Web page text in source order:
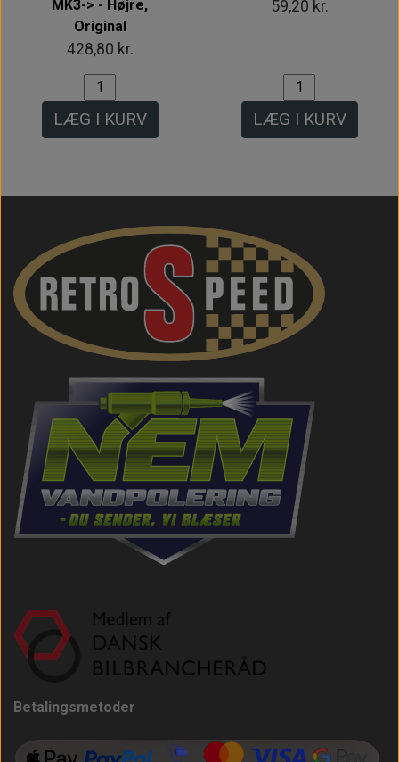
MK3-> - Højre,
Original
428,80 kr.
LÆG I KURV
59,20 kr.
LÆG I KURV
Betalingsmetoder